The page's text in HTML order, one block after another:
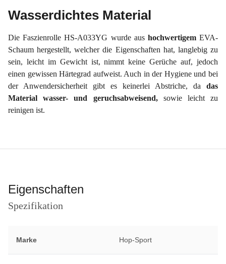
Wasserdichtes Material
Die Faszienrolle HS-A033YG wurde aus hochwertigemEVA-
Schaum hergestellt, welcher die Eigenschaften hat, langlebig zu
sein, leicht im Gewicht ist, nimmt keine Gerüche auf, jedoch
einen gewissen Härtegrad aufweist. Auch in der Hygiene und bei
der Anwendersicherheit gibt es keinerlei Abstriche, da das
Material
wasser- und geruchsabweisend,sowie leicht zu
reinigen ist.
Eigenschaften
Spezifikation
Marke Hop-Sport